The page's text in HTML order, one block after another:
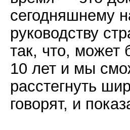
сегодняшнему
руководству
так, что, может
10 лет и мы
расстегнуть
говорят, и